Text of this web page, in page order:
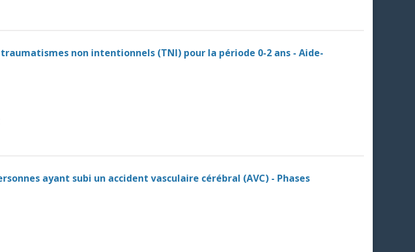
non intentionnels (TNI) pour la période 0-2 ans - Aide-
ayant subi un accident vasculaire cérébral (AVC) - Phases